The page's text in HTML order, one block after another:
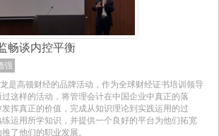
畅谈内控平衡
强
是高顿财经的品牌活动，作为全球财经证书培训领导
这样的活动，将管理会计在中国企业中真正的落
挥真正的价值，完成从知识理论到实践运用的过
运用所学知识，并提供一个良好的平台为他们拓宽
了他们的职业发展。